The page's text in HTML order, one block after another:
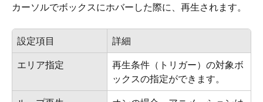
カーソルでボックスにホバーした際に、再生されます。
設定項目
詳細
エリア指定
再生条件（トリガー）の対象ボ
ックスの指定ができます。